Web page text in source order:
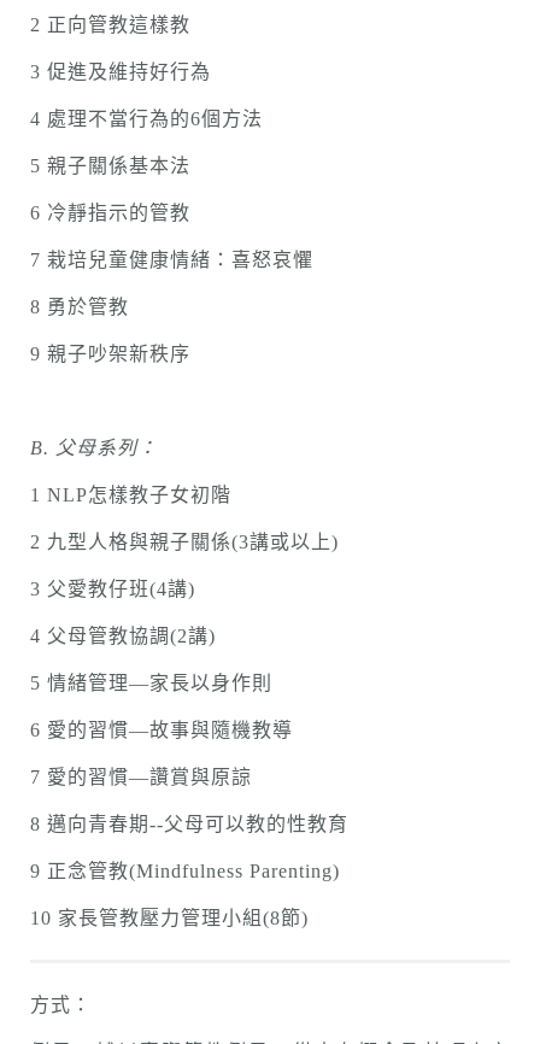
2 正向管教這樣教
3 促進及維持好行為
4 處理不當行為的6個方法
5 親子關係基本法
6 冷靜指示的管教
7 栽培兒童健康情緒：喜怒哀懼
8 勇於管教
9 親子吵架新秩序
B. 父母系列：
1 NLP怎樣教子女初階
2 九型人格與親子關係(3講或以上)
3 父愛教仔班(4講)
4 父母管教協調(2講)
5 情緒管理—家長以身作則
6 愛的習慣—故事與隨機教導
7 愛的習慣—讚賞與原諒
8 邁向青春期--父母可以教的性教育
9 正念管教(Mindfulness Parenting)
10 家長管教壓力管理小組(8節)
方式：